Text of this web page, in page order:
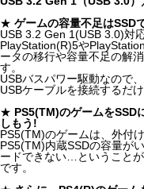
★ ゲームの容量不足はSSD
USB 3.2 Gen 1(USB 3.0)対
PlayStation(R)5や
ータの移行や容量不足の解
す。
USBバスパワー駆動なので
USBケーブルを接続するだけ
★ PS5(TM)のゲームをSSD
しもう!
PS5(TM)のゲームは、外付
PS5(TM)内蔵SSDの容量が
ードできない…ということ
です。